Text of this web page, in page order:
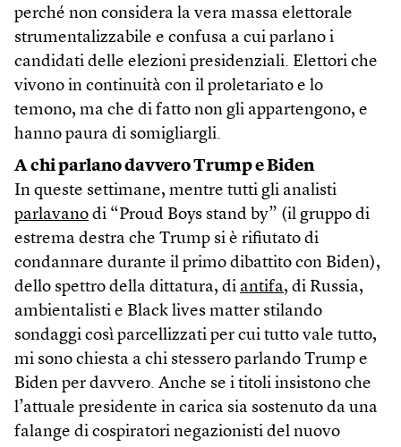
perché non considera la vera massa elettorale
strumentalizzabile e confusa a cui parlano i
candidati delle elezioni presidenziali. Elettori che
vivono in continuità con il proletariato e lo
temono, ma che di fatto non gli appartengono, e
hanno paura di somigliargli.
A chi parlano davvero Trump e Biden
In queste settimane, mentre tutti gli analisti
parlavano di “Proud Boys stand by” (il gruppo di
estrema destra che Trump si è rifiutato di
condannare durante il primo dibattito con Biden),
dello spettro della dittatura, di antifa, di Russia,
ambientalisti e Black lives matter stilando
sondaggi così parcellizzati per cui tutto vale tutto,
mi sono chiesta a chi stessero parlando Trump e
Biden per davvero. Anche se i titoli insistono che
l’attuale presidente in carica sia sostenuto da una
falange di cospiratori negazionisti del nuovo